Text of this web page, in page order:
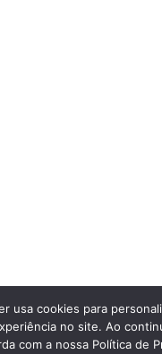
usa cookies para
no site. Ao
com a nossa Política de